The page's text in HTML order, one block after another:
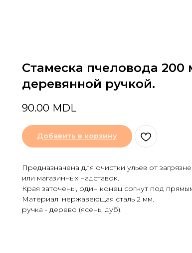
Стамеска пчеловода
деревянной ручкой.
90.00 MDL
Добавить в корзину
Предназначена для очистки ульев от
или магазинных надставок.
Края заточены, один конец согнут под
Материал: нержавеющая сталь 2 мм.
ручка - дерево (ясень, дуб).